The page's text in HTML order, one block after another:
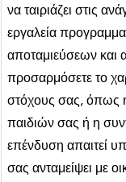
να ταιριάζει στις
εργαλεία
αποταμιεύσεων και
προσαρμόσετε το
στόχους σας, όπως
παιδιών σας ή η
επένδυση απαιτεί
σας ανταμείψει με